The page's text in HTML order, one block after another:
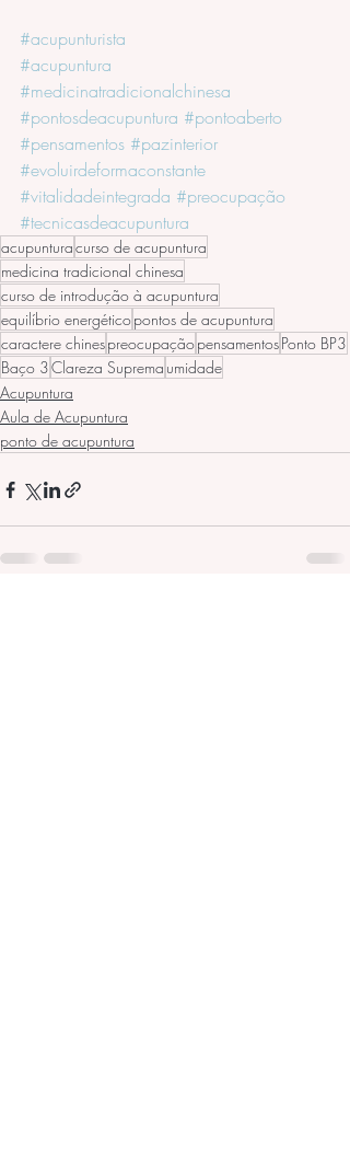
#acupunturista
#acupuntura
#medicinatradicionalchinesa
#pontosdeacupuntura #pontoaberto
#pensamentos #pazinterior
#evoluirdeformaconstante
#vitalidadeintegrada #preocupação
#tecnicasdeacupuntura
acupunturacurso de acupuntura
medicina tradicional chinesa
curso de introdução à acupuntura
equilíbrio energéticopontos de acupuntura
caractere chinespreocupaçãopensamentosPonto BP3
Baço 3Clareza Suprema umidade
Acupuntura
Aula de Acupuntura
ponto de acupuntura